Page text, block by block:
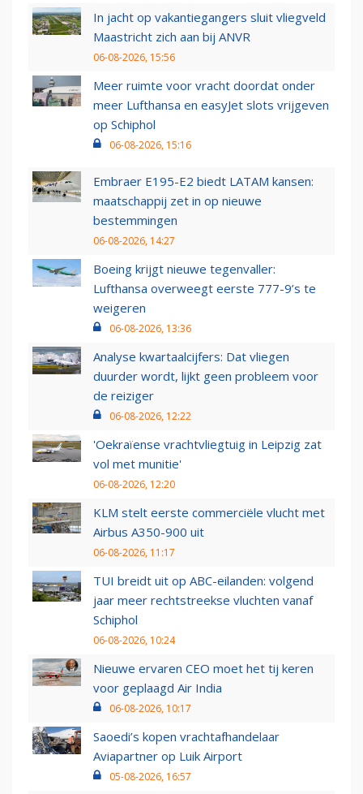
In jacht op vakantiegangers sluit vliegveld
Maastricht zich aan bij ANVR
06-08-2026, 15:56
Meer ruimte voor vracht doordat onder
meer Lufthansa en easyJet slots vrijgeven
op Schiphol
06-08-2026, 15:16
Embraer E195-E2 biedt LATAM kansen:
maatschappij zet in op nieuwe
bestemmingen
06-08-2026, 14:27
Boeing krijgt nieuwe tegenvaller:
Lufthansa overweegt eerste 777-9’s te
weigeren
06-08-2026, 13:36
Analyse kwartaalcijfers: Dat vliegen
duurder wordt, lijkt geen probleem voor
de reiziger
06-08-2026, 12:22
'Oekraïense vrachtvliegtuig in Leipzig zat
vol met munitie'
06-08-2026, 12:20
KLM stelt eerste commerciële vlucht met
Airbus A350-900 uit
06-08-2026, 11:17
TUI breidt uit op ABC-eilanden: volgend
jaar meer rechtstreekse vluchten vanaf
Schiphol
06-08-2026, 10:24
Nieuwe ervaren CEO moet het tij keren
voor geplaagd Air India
06-08-2026, 10:17
Saoedi’s kopen vrachtafhandelaar
Aviapartner op Luik Airport
05-08-2026, 16:57